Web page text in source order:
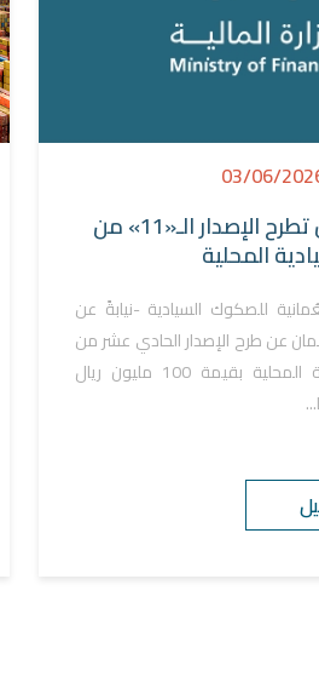
03/06/
سلطنة عمان تطرح الإصدار الـ«11» من
المحلية
للصكوك السيادية -نيابةً عن
عن طرح الإصدار الحادي عشر من
الصكوك السيادية المحلية بقيمة 100 مليون ريال